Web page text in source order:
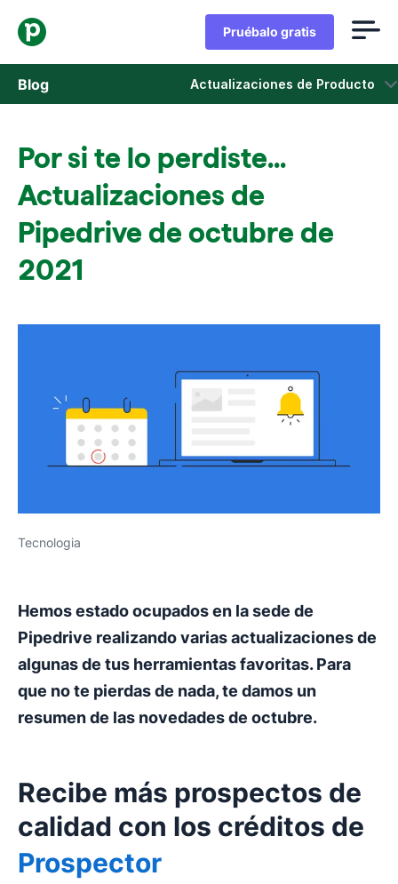
Pruébalo gratis
Blog Actualizaciones de Producto
Marketing
Actualizaciones de Producto
Casos de estudio
Se abre en una nueva ventana
Por si te lo perdiste...
Actualizaciones de
Pipedrive de octubre de
2021
Tecnologia
Hemos estado ocupados en la sede de
Pipedrive realizando varias actualizaciones de
algunas de tus herramientas favoritas. Para
que no te pierdas de nada, te damos un
resumen de las novedades de octubre.
Recibe más prospectos de
calidad con los créditos de
Prospector